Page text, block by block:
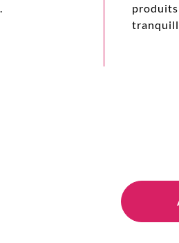
produits